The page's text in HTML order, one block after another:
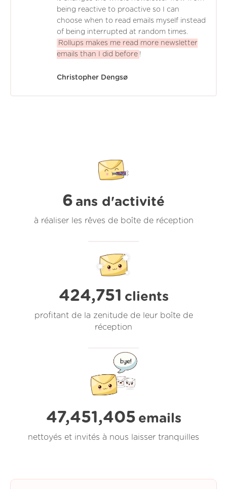
being reactive to proactive so I can
choose when to read emails myself instead
of being interrupted at random times.
Rollups makes me read more newsletter
emails than I did before !
Christopher Dengsø
6 ans d'activité
à réaliser les rêves de boîte de réception
424,751 clients
profitant de la zenitude de leur boîte de
réception
47,451,405 emails
nettoyés et invités à nous laisser tranquilles